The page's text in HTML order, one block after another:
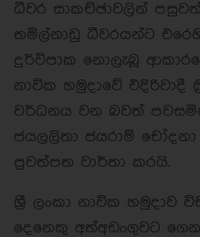
ධීවර සාකච්ඡාවලින් පසුවත්
තමිල්නාඩු ධීවරයන්ට
දුර්විපාක නොලැබූ
නාවික හමුදාවේ එදිරිවාදී
වර්ධනය වන බවත්
ජයලලිතා ජයරාම්
පුවත්පත වාර්තා කරයි.
ශ්‍රී ලංකා නාවික හමුදාව
දෙනෙකු අත්අඩංගුවට